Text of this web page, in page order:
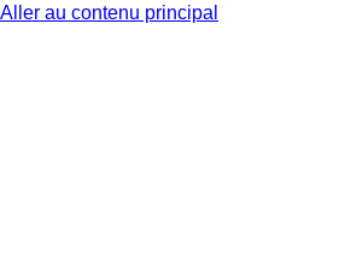
Aller au contenu principal